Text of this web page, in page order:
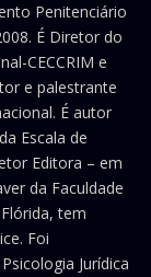
Penitenciário
É Diretor do
CECCRIM e
e palestrante
É autor
Escala de
Editora – em
da Faculdade
tem
Foi
Jurídica